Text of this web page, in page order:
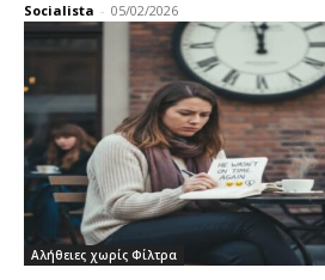
Socialista - 05/02/2026
Αλήθειες χωρίς Φίλτρα